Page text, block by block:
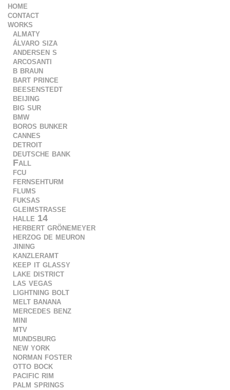
home
contact
works
almaty
álvaro siza
andersen s
arcosanti
b braun
bart prince
beesenstedt
beijing
big sur
bmw
boros bunker
cannes
detroit
deutsche bank
Fall
fcu
fernsehturm
flums
fuksas
gleimstrasse
halle 14
herbert grönemeyer
herzog de meuron
jining
kanzleramt
keep it glassy
lake district
las vegas
lightning bolt
melt banana
mercedes benz
mini
mtv
mundsburg
new york
norman foster
otto bock
pacific rim
palm springs